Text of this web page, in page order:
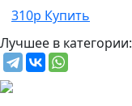
310р Купить
Лучшее в категории: